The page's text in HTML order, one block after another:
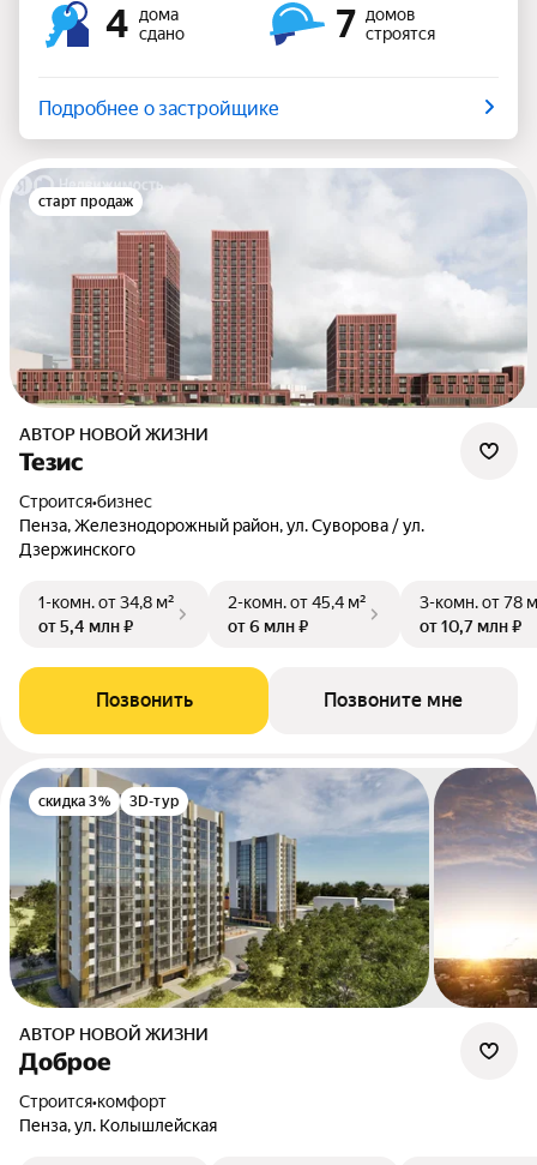
4
дома
сдано
7 домов
строятся
Подробнее о застройщике
старт продаж
АВТОР НОВОЙ ЖИЗНИ
Тезис
Строится•бизнес
Пенза, Железнодорожный район, ул. Суворова / ул.
Дзержинского
1-комн.от 34,8 м²
от 5,4 млн ₽
2-комн.от 45,4 м²
от 6 млн ₽
3-комн.от 78
от 10,7 млн ₽
Позвонить Позвоните мне
скидка 3% 3D-тур
АВТОР НОВОЙ ЖИЗНИ
Доброе
Строится•комфорт
Пенза, ул. Колышлейская